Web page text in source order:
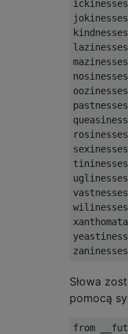
ickinesses
jokinesses
kindnesses
lazinesses
mazinesses
nosinesses
oozinesses
pastnesses
queasiness
rosinesses
sexinesses
tininesses
uglinesses
vastnesses
wilinesses
xanthomata
yeastiness
Słowa
pomocą
from